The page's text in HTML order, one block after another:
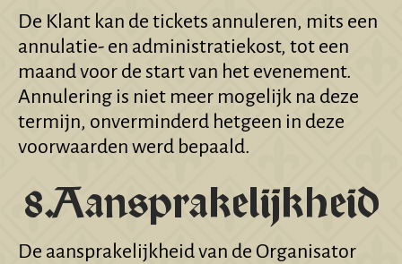
De Klant kan de tickets annuleren, mits een
annulatie- en administratiekost, tot een
maand voor de start van het evenement.
Annulering is niet meer mogelijk na deze
termijn, onverminderd hetgeen in deze
voorwaarden werd bepaald.
8.Aansprakelijkheid
De aansprakelijkheid van de Organisator